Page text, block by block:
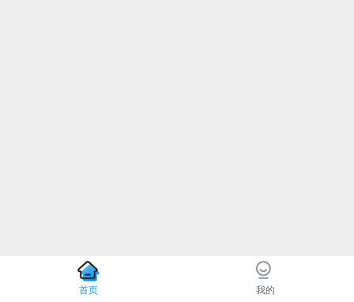
首页 我的